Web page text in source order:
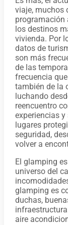
viaje, muchos
programación
los destinos
vivienda. Por
datos de
son más
de las
frecuencia
también de la
luchando
reencuentro
experiencias
lugares
seguridad,
volver a
El glamping
universo del
glamping es
duchas,
aire